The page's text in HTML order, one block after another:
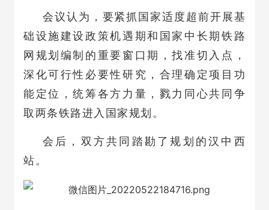
会议认为，要紧抓国家适度超前开展基
础设施建设政策机遇期和国家中长期铁路
网规划编制的重要窗口期，找准切入点，
深化可行性必要性研究，合理确定项目功
能定位，统筹各方力量，戮力同心共同争
取两条铁路进入国家规划。
会后，双方共同踏勘了规划的汉中西
站。